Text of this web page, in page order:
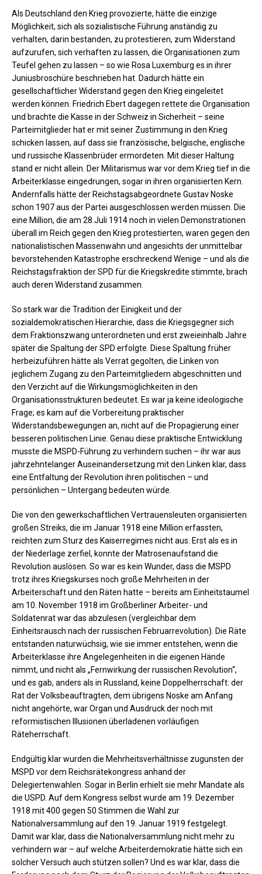
Als Deutschland den Krieg provozierte, hätte die einzige
Möglichkeit, sich als sozialistische Führung anständig zu
verhalten, darin bestanden, zu protestieren, zum Widerstand
aufzurufen, sich verhaften zu lassen, die Organisationen zum
Teufel gehen zu lassen – so wie Rosa Luxemburg es in ihrer
Juniusbroschüre beschrieben hat. Dadurch hätte ein
gesellschaftlicher Widerstand gegen den Krieg eingeleitet
werden können. Friedrich Ebert dagegen rettete die Organisation
und brachte die Kasse in der Schweiz in Sicherheit – seine
Parteimitglieder hat er mit seiner Zustimmung in den Krieg
schicken lassen, auf dass sie französische, belgische, englische
und russische Klassenbrüder ermordeten. Mit dieser Haltung
stand er nicht allein. Der Militarismus war vor dem Krieg tief in die
Arbeiterklasse eingedrungen, sogar in ihren organisierten Kern.
Andernfalls hätte der Reichstagsabgeordnete Gustav Noske
schon 1907 aus der Partei ausgeschlossen werden müssen. Die
eine Million, die am 28.Juli 1914 noch in vielen Demonstrationen
überall im Reich gegen den Krieg protestierten, waren gegen den
nationalistischen Massenwahn und angesichts der unmittelbar
bevorstehenden Katastrophe erschreckend Wenige – und als die
Reichstagsfraktion der SPD für die Kriegskredite stimmte, brach
auch deren Widerstand zusammen.
So stark war die Tradition der Einigkeit und der
sozialdemokratischen Hierarchie, dass die Kriegsgegner sich
dem Fraktionszwang unterordneten und erst zweieinhalb Jahre
später die Spaltung der SPD erfolgte. Diese Spaltung früher
herbeizuführen hätte als Verrat gegolten, die Linken von
jeglichem Zugang zu den Parteimitgliedern abgeschnitten und
den Verzicht auf die Wirkungsmöglichkeiten in den
Organisationsstrukturen bedeutet. Es war ja keine ideologische
Frage; es kam auf die Vorbereitung praktischer
Widerstandsbewegungen an, nicht auf die Propagierung einer
besseren politischen Linie. Genau diese praktische Entwicklung
musste die MSPD-Führung zu verhindern suchen – ihr war aus
jahrzehntelanger Auseinandersetzung mit den Linken klar, dass
eine Entfaltung der Revolution ihren politischen – und
persönlichen – Untergang bedeuten würde.
Die von den gewerkschaftlichen Vertrauensleuten organisierten
großen Streiks, die im Januar 1918 eine Million erfassten,
reichten zum Sturz des Kaiserregimes nicht aus. Erst als es in
der Niederlage zerfiel, konnte der Matrosenaufstand die
Revolution auslösen. So war es kein Wunder, dass die MSPD
trotz ihres Kriegskurses noch große Mehrheiten in der
Arbeiterschaft und den Räten hatte – bereits am Einheitstaumel
am 10. November 1918 im Großberliner Arbeiter- und
Soldatenrat war das abzulesen (vergleichbar dem
Einheitsrausch nach der russischen Februarrevolution). Die Räte
entstanden naturwüchsig, wie sie immer entstehen, wenn die
Arbeiterklasse ihre Angelegenheiten in die eigenen Hände
nimmt, und nicht als „Fernwirkung der russischen Revolution“,
und es gab, anders als in Russland, keine Doppelherrschaft: der
Rat der Volksbeauftragten, dem übrigens Noske am Anfang
nicht angehörte, war Organ und Ausdruck der noch mit
reformistischen Illusionen überladenen vorläufigen
Räteherrschaft.
Endgültig klar wurden die Mehrheitsverhältnisse zugunsten der
MSPD vor dem Reichsrätekongress anhand der
Delegiertenwahlen. Sogar in Berlin erhielt sie mehr Mandate als
die USPD. Auf dem Kongress selbst wurde am 19. Dezember
1918 mit 400 gegen 50 Stimmen die Wahl zur
Nationalversammlung auf den 19. Januar 1919 festgelegt.
Damit war klar, dass die Nationalversammlung nicht mehr zu
verhindern war – auf welche Arbeiterdemokratie hätte sich ein
solcher Versuch auch stützen sollen? Und es war klar, dass die